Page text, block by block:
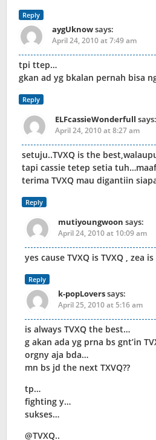
Reply
aygUknowsays:
April 24, 2010 at 7:49 am
tpi ttep…
gkan ad yg bkalan pernah bisa
Reply
ELFcassieWonderfull says:
April 24, 2010 at 8:27 am
setuju..TVXQ is the
tapi cassie tetep setia
terima TVXQ mau digantiin
Reply
mutiyoungwoon says:
April 24, 2010 at 10:09 am
yes cause TVXQ is TVXQ , zea is
Reply
k-popLoverssays:
April 25, 2010 at 5:16 am
is always TVXQ the best…
g akan ada yg prna bs gnt’in
orgny aja bda…
mn bs jd the next TXVQ??
tp…
fighting y…
sukses…
@TVXQ..